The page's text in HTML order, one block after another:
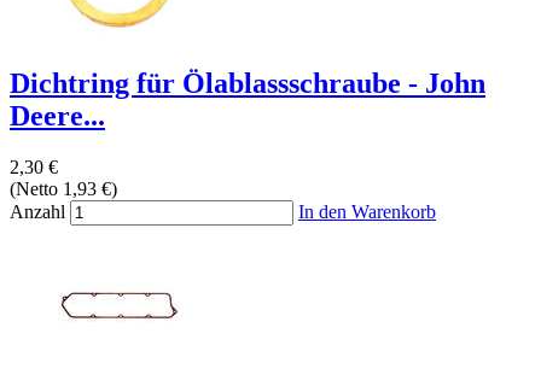
Dichtring für Ölablassschraube - John
Deere...
2,30 €
(Netto 1,93 €)
Anzahl
In den Warenkorb